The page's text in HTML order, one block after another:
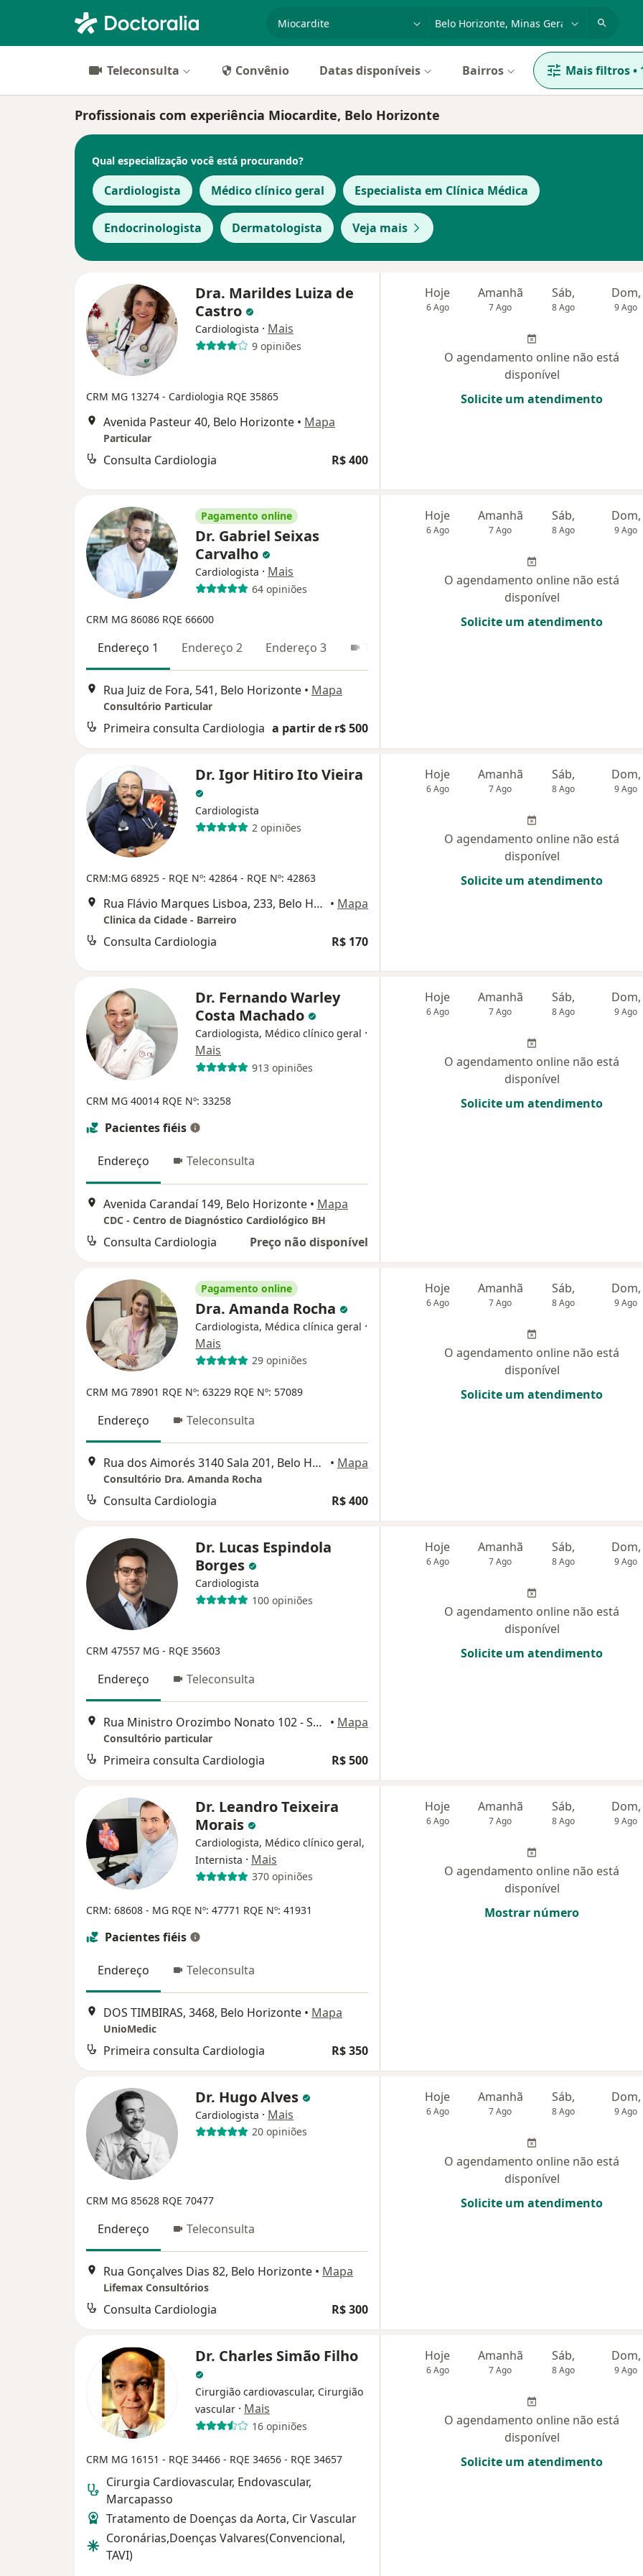
Teleconsulta Convênio Datas disponíveis Bairros Mais filtros•
Profissionais com experiência Miocardite, Belo Horizonte
Qual especialização você está procurando?
Cardiologista Médico clínico geral Especialista em Clínica Médica
Endocrinologista Dermatologista Veja mais
Dra. Marildes Luiza de
Castro
Cardiologista · Mais
9 opiniões
CRM MG 13274 - Cardiologia RQE 35865
Avenida Pasteur 40, Belo Horizonte • Mapa
Particular
Consulta Cardiologia R$ 400
Hoje
6 Ago
Amanhã
7 Ago
Sáb,
8 Ago
Dom,
9 Ago
O agendamento online não está
disponível
Solicite um atendimento
Pagamento online
Dr. Gabriel Seixas
Carvalho
Cardiologista · Mais
64 opiniões
CRM MG 86086 RQE 66600
Endereço 1 Endereço 2 Endereço 3 Teleconsulta
Rua Juiz de Fora, 541, Belo Horizonte • Mapa
Consultório Particular
Primeira consulta Cardiologia a partir de r$ 500
Hoje
6 Ago
Amanhã
7 Ago
Sáb,
8 Ago
Dom,
9 Ago
O agendamento online não está
disponível
Solicite um atendimento
Dr. Igor Hitiro Ito Vieira
Cardiologista
2 opiniões
CRM:MG 68925 - RQE Nº: 42864 - RQE Nº: 42863
Rua Flávio Marques Lisboa, 233, Belo Horizonte • Mapa
Clinica da Cidade - Barreiro
Consulta Cardiologia R$ 170
Hoje
6 Ago
Amanhã
7 Ago
Sáb,
8 Ago
Dom,
9 Ago
O agendamento online não está
disponível
Solicite um atendimento
Dr. Fernando Warley
Costa Machado
Cardiologista, Médico clínico geral ·
Mais
913 opiniões
CRM MG 40014 RQE Nº: 33258
Pacientes fiéis
Endereço Teleconsulta
Avenida Carandaí 149, Belo Horizonte • Mapa
CDC - Centro de Diagnóstico Cardiológico BH
Consulta Cardiologia Preço não disponível
Hoje
6 Ago
Amanhã
7 Ago
Sáb,
8 Ago
Dom,
9 Ago
O agendamento online não está
disponível
Solicite um atendimento
Pagamento online
Dra. Amanda Rocha
Cardiologista, Médica clínica geral ·
Mais
29 opiniões
CRM MG 78901 RQE Nº: 63229 RQE Nº: 57089
Endereço Teleconsulta
Rua dos Aimorés 3140 Sala 201, Belo Horizonte • Mapa
Consultório Dra. Amanda Rocha
Consulta Cardiologia R$ 400
Hoje
6 Ago
Amanhã
7 Ago
Sáb,
8 Ago
Dom,
9 Ago
O agendamento online não está
disponível
Solicite um atendimento
Dr. Lucas Espindola
Borges
Cardiologista
100 opiniões
CRM 47557 MG - RQE 35603
Endereço Teleconsulta
Rua Ministro Orozimbo Nonato 102 - Sala 1804, Torre A, Nova Lima • Mapa
Consultório particular
Primeira consulta Cardiologia R$ 500
Hoje
6 Ago
Amanhã
7 Ago
Sáb,
8 Ago
Dom,
9 Ago
O agendamento online não está
disponível
Solicite um atendimento
Dr. Leandro Teixeira
Morais
Cardiologista, Médico clínico geral,
Internista · Mais
370 opiniões
CRM: 68608 - MG RQE Nº: 47771 RQE Nº: 41931
Pacientes fiéis
Endereço Teleconsulta
DOS TIMBIRAS, 3468, Belo Horizonte • Mapa
UnioMedic
Primeira consulta Cardiologia R$ 350
Hoje
6 Ago
Amanhã
7 Ago
Sáb,
8 Ago
Dom,
9 Ago
O agendamento online não está
disponível
Mostrar número
Dr. Hugo Alves
Cardiologista · Mais
20 opiniões
CRM MG 85628 RQE 70477
Endereço Teleconsulta
Rua Gonçalves Dias 82, Belo Horizonte • Mapa
Lifemax Consultórios
Consulta Cardiologia R$ 300
Hoje
6 Ago
Amanhã
7 Ago
Sáb,
8 Ago
Dom,
9 Ago
O agendamento online não está
disponível
Solicite um atendimento
Dr. Charles Simão Filho
Cirurgião cardiovascular, Cirurgião
vascular · Mais
16 opiniões
CRM MG 16151 - RQE 34466 - RQE 34656 - RQE 34657
Cirurgia Cardiovascular, Endovascular,
Marcapasso
Tratamento de Doenças da Aorta, Cir Vascular
Coronárias,Doenças Valvares(Convencional,
TAVI)
Hoje
6 Ago
Amanhã
7 Ago
Sáb,
8 Ago
Dom,
9 Ago
O agendamento online não está
disponível
Solicite um atendimento